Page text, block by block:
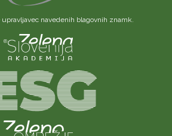
upravljavec navedenih blagovnih znamk.